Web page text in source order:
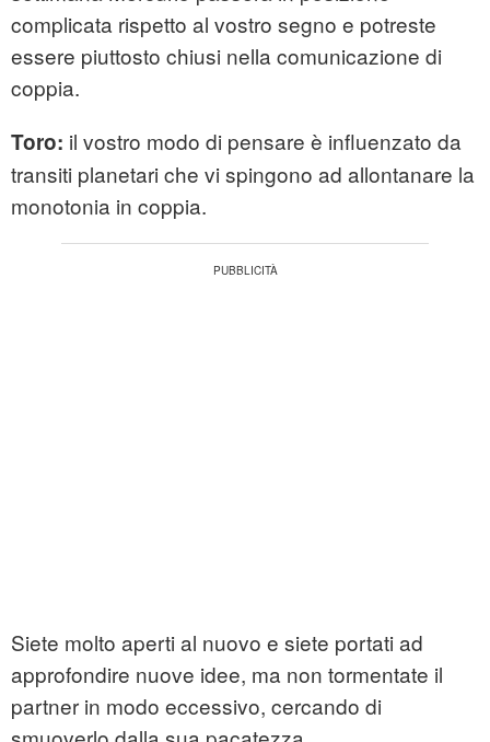
complicata rispetto al vostro segno e potreste
essere piuttosto chiusi nella comunicazione di
coppia.
Toro: il vostro modo di pensare è influenzato da
transiti planetari che vi spingono ad allontanare la
monotonia in coppia.
Siete molto aperti al nuovo e siete portati ad
approfondire nuove idee, ma non tormentate il
partner in modo eccessivo, cercando di